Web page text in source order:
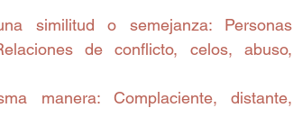
similitud o semejanza: Personas
de conflicto, celos, abuso,
manera: Complaciente, distante,